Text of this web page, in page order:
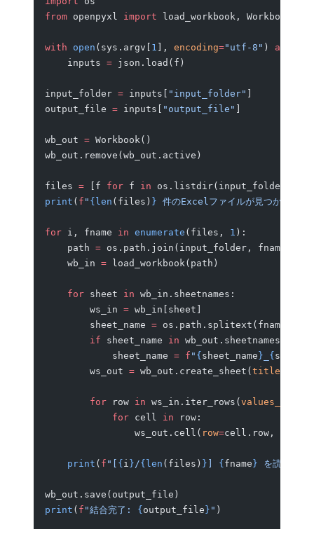
from openpyxl import load_workbook, Workbook
with open (sys.argv[ 1 ], encoding="utf-8" ) as
    inputs
= json.load(f)
input_folder = inputs[ "input_folder"
output_file = inputs[ "output_file"
wb_out = Workbook()
wb_out.remove(wb_out.active)
files = [f for f in os.listdir(input_folder)
print ( f " {len (files) } 件のExcelファイルが見つかりまし
for i, fname in enumerate (files, 1 ):
    path
= os.path.join(input_folder, fname)
    wb_in
= load_workbook(path)
    for
sheet in wb_in.sheetnames:
        ws_in
= wb_in[sheet]
        sheet_name
= os.path.splitext(fname)[
        if
sheet_name in wb_out.sheetnames:
            sheet_name
= f " { sheet_name } { sheet
        ws_out
= wb_out.create_sheet( title
        for
row in ws_in.iter_rows( values_only
            for
cell in row:
                ws_out.cell(
row=cell.row,
    print
( f "[ { i } /{len (files) } { fname } を読み込み
wb_out.save(output_file)
print ( f "結合完了: { output_file } " )